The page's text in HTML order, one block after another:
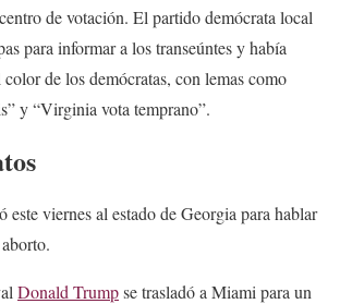
de votación. El partido demócrata local
para informar a los transeúntes y había
color de los demócratas, con lemas como
y “Virginia vota temprano”.
este viernes al estado de Georgia para hablar
Donald Trumpse trasladó a Miami para un